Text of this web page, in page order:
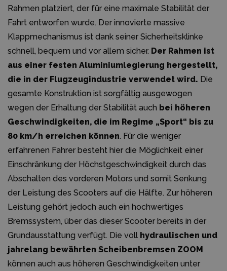
Rahmen platziert, der für eine maximale Stabilität der
Fahrt entworfen wurde. Der innovierte massive
Klappmechanismus ist dank seiner Sicherheitsklinke
schnell, bequem und vor allem sicher. Der Rahmen ist
aus einer festen Aluminiumlegierung hergestellt,
die in der Flugzeugindustrie verwendet wird. Die
gesamte Konstruktion ist sorgfältig ausgewogen
wegen der Erhaltung der Stabilität auch bei höheren
Geschwindigkeiten, die im Regime „Sport“ bis zu
80 km/h erreichen können. Für die weniger
erfahrenen Fahrer besteht hier die Möglichkeit einer
Einschränkung der Höchstgeschwindigkeit durch das
Abschalten des vorderen Motors und somit Senkung
der Leistung des Scooters auf die Hälfte. Zur höheren
Leistung gehört jedoch auch ein hochwertiges
Bremssystem, über das dieser Scooter bereits in der
Grundausstattung verfügt. Die voll hydraulischen und
jahrelang bewährten Scheibenbremsen ZOOM
können auch aus höheren Geschwindigkeiten unter